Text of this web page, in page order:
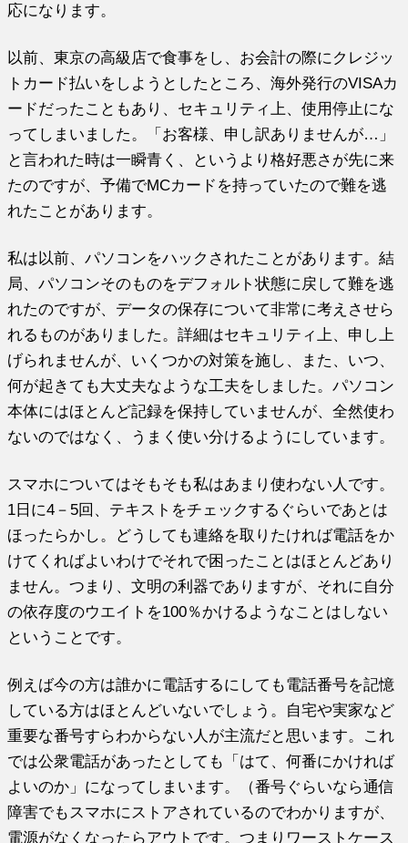
応になります。
以前、東京の高級店で食事をし、お会計の際にクレジッ
トカード払いをしようとしたところ、海外発行のVISAカ
ードだったこともあり、セキュリティ上、使用停止にな
ってしまいました。「お客様、申し訳ありませんが…」
と言われた時は一瞬青く、というより格好悪さが先に来
たのですが、予備でMCカードを持っていたので難を逃
れたことがあります。
私は以前、パソコンをハックされたことがあります。結
局、パソコンそのものをデフォルト状態に戻して難を逃
れたのですが、データの保存について非常に考えさせら
れるものがありました。詳細はセキュリティ上、申し上
げられませんが、いくつかの対策を施し、また、いつ、
何が起きても大丈夫なような工夫をしました。パソコン
本体にはほとんど記録を保持していませんが、全然使わ
ないのではなく、うまく使い分けるようにしています。
スマホについてはそもそも私はあまり使わない人です。
1日に4－5回、テキストをチェックするぐらいであとは
ほったらかし。どうしても連絡を取りたければ電話をか
けてくればよいわけでそれで困ったことはほとんどあり
ません。つまり、文明の利器でありますが、それに自分
の依存度のウエイトを100％かけるようなことはしない
ということです。
例えば今の方は誰かに電話するにしても電話番号を記憶
している方はほとんどいないでしょう。自宅や実家など
重要な番号すらわからない人が主流だと思います。これ
では公衆電話があったとしても「はて、何番にかければ
よいのか」になってしまいます。（番号ぐらいなら通信
障害でもスマホにストアされているのでわかりますが、
電源がなくなったらアウトです。つまりワーストケース